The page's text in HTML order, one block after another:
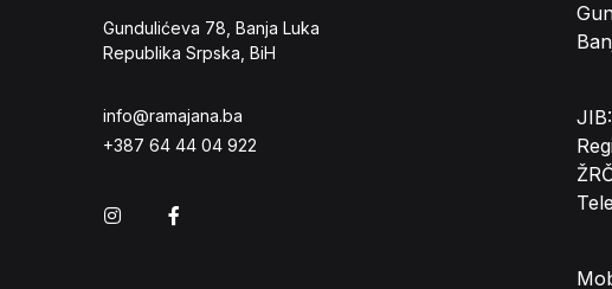
Gundulićeva 78, Banja Luka
Republika Srpska, BiH
info@ramajana.ba
+387 64 44 04 922
Instagram